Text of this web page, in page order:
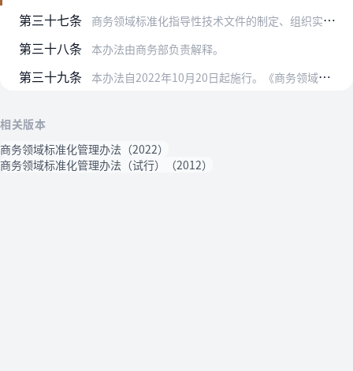
第三十七条
商务领域标准化指导性技术文件的制定、组织实施以及对商务领域标准化指导性技术文件的制定、实施进行监督，参照本办法执行。
第三十八条 本办法由商务部负责解释。
第三十九条 本办法自2022年10月20日起施行。《商务领域标准化管理办法（试行）》（商务部令2012年第5号）同时废止。
相关版本
商务领域标准化管理办法（2022）
商务领域标准化管理办法（试行）（2012）